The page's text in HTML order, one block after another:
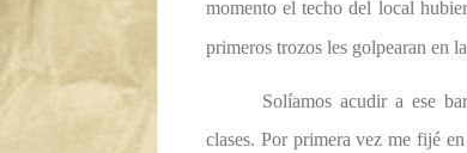
momento el techo del local
primeros trozos les golpearan en
Solíamos acudir a ese
clases. Por primera vez me fijé